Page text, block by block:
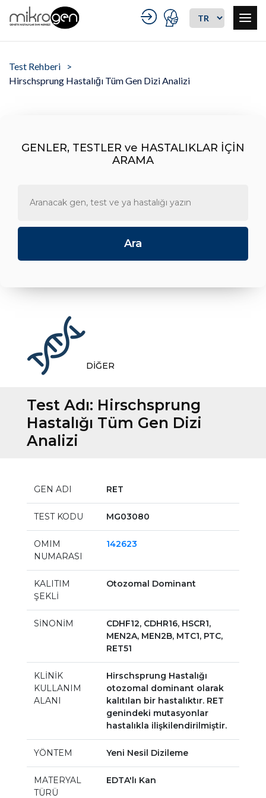
Test Rehberi
Hirschsprung Hastalığı Tüm Gen Dizi Analizi
GENLER, TESTLER ve HASTALIKLAR İÇİN
ARAMA
DİĞER
Test Adı: Hirschsprung
Hastalığı Tüm Gen Dizi
Analizi
GEN ADI RET
TEST KODU MG03080
OMIM
NUMARASI
142623
KALITIM
ŞEKLİ
Otozomal Dominant
SİNONİM
CDHF12, CDHR16, HSCR1,
MEN2A, MEN2B, MTC1, PTC,
RET51
KLİNİK
KULLANIM
ALANI
Hirschsprung Hastalığı
otozomal dominant olarak
kalıtılan bir hastalıktır. RET
genindeki mutasyonlar
hastalıkla ilişkilendirilmiştir.
YÖNTEM Yeni Nesil Dizileme
MATERYAL
TÜRÜ
EDTA'lı Kan